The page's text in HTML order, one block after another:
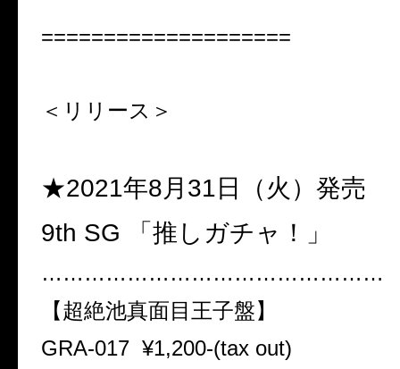
====================
＜リリース＞
★2021年8月31日（火）発売
9th SG 「推しガチャ！」
…………………………………………
【超絶池真面目王子盤】
GRA-017 ¥1,200-(tax out)